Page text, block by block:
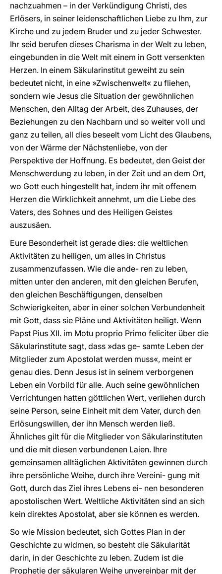
nachzuahmen – in der Verkündigung Christi, des
Erlösers, in seiner leidenschaftlichen Liebe zu Ihm, zur
Kirche und zu jedem Bruder und zu jeder Schwester.
Ihr seid berufen dieses Charisma in der Welt zu leben,
eingebunden in die Welt mit einem in Gott versenkten
Herzen. In einem Säkularinstitut geweiht zu sein
bedeutet nicht, in eine »Zwischenwelt« zu fliehen,
sondern wie Jesus die Situation der gewöhnlichen
Menschen, den Alltag der Arbeit, des Zuhauses, der
Beziehungen zu den Nachbarn und so weiter voll und
ganz zu teilen, all dies beseelt vom Licht des Glaubens,
von der Wärme der Nächstenliebe, von der
Perspektive der Hoffnung. Es bedeutet, den Geist der
Menschwerdung zu leben, in der Zeit und an dem Ort,
wo Gott euch hingestellt hat, indem ihr mit offenem
Herzen die Wirklichkeit annehmt, um die Liebe des
Vaters, des Sohnes und des Heiligen Geistes
auszusäen.
Eure Besonderheit ist gerade dies: die weltlichen
Aktivitäten zu heiligen, um alles in Christus
zusammenzufassen. Wie die ande- ren zu leben,
mitten unter den anderen, mit den gleichen Berufen,
den gleichen Beschäftigungen, denselben
Schwierigkeiten, aber in einer solchen Verbundenheit
mit Gott, dass sie Pläne und Aktivitäten heiligt. Wenn
Papst Pius XII. im Motu proprio Primo feliciter über die
Säkularinstitute sagt, dass »das ge- samte Leben der
Mitglieder zum Apostolat werden muss«, meint er
genau dies. Denn Jesus ist in seinem verborgenen
Leben ein Vorbild für alle. Auch seine gewöhnlichen
Verrichtungen hatten göttlichen Wert, verliehen durch
seine Person, seine Einheit mit dem Vater, durch den
Erlösungswillen, der ihn Mensch werden ließ.
Ähnliches gilt für die Mitglieder von Säkularinstituten
und die mit diesen verbundenen Laien. Ihre
gemeinsamen alltäglichen Aktivitäten gewinnen durch
ihre persönliche Weihe, durch ihre Vereini- gung mit
Gott, durch das Ziel ihres Lebens ei- nen besonderen
apostolischen Wert. Weltliche Aktivitäten sind an sich
kein direktes Apostolat, aber sie können es werden.
So wie Mission bedeutet, sich Gottes Plan in der
Geschichte zu widmen, so besteht die Säkularität
darin, in der Geschichte zu leben. Zudem ist die
Prophetie der säkularen Weihe unvereinbar mit der